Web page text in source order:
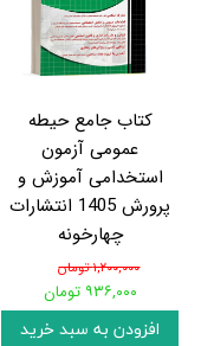
کتاب جامع حیطه
عمومی آزمون
استخدامی آموزش و
پرورش 1405 انتشارات
چهارخونه
۱,۲۰۰,۰۰۰ تومان
۹۳۶,۰۰۰ تومان
افزودن به سبد خرید